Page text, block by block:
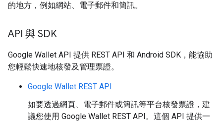
的地方，例如網站、電子郵件和簡訊。
API 與 SDK
Google Wallet API 提供 REST API 和 Android SDK，能協助
您輕鬆快速地核發及管理票證。
Google Wallet REST API
如要透過網頁、電子郵件或簡訊等平台核發票證，建
議您使用 Google Wallet REST API。這個 API 提供一